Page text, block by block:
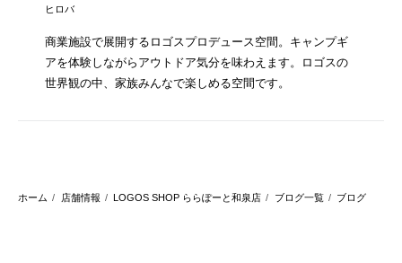
ヒロバ
商業施設で展開するロゴスプロデュース空間。キャンプギ
アを体験しながらアウトドア気分を味わえます。ロゴスの
世界観の中、家族みんなで楽しめる空間です。
ホーム 店舗情報 LOGOS SHOP ららぽーと和泉店 ブログ一覧 ブログ